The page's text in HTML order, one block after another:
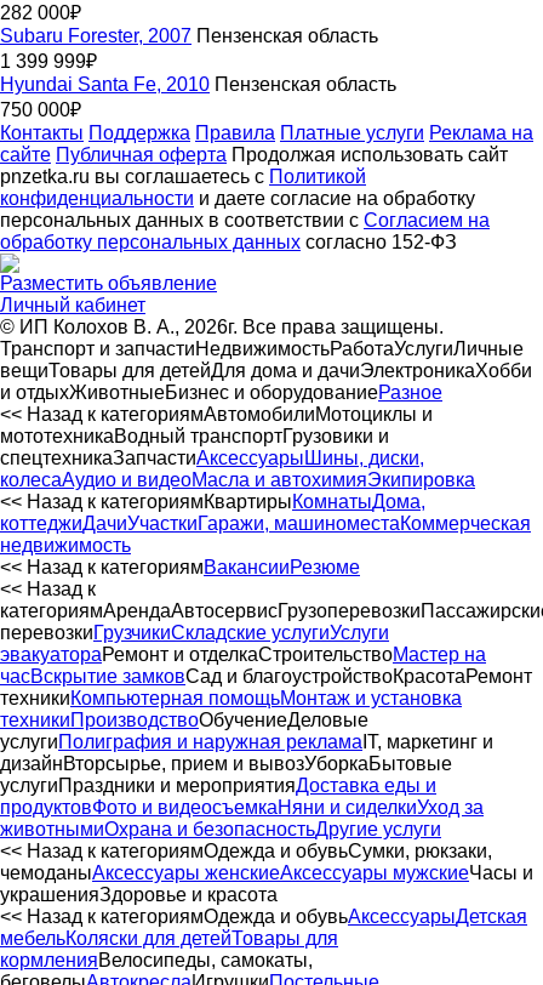
282 000₽
Subaru Forester, 2007 Пензенская область
1 399 999₽
Hyundai Santa Fe, 2010 Пензенская область
750 000₽
Контакты Поддержка Правила Платные услуги Реклама на
сайте Публичная оферта Продолжая использовать сайт
pnzetka.ru вы соглашаетесь с Политикой
конфиденциальности и даете согласие на обработку
персональных данных в соответствии с Согласием на
обработку персональных данных согласно 152-ФЗ
Разместить объявление
Личный кабинет
© ИП Колохов В. А., 2026г. Все права защищены.
Транспорт и запчастиНедвижимостьРаботаУслугиЛичные
вещиТовары для детейДля дома и дачиЭлектроникаХобби
и отдыхЖивотныеБизнес и оборудованиеРазное
<< Назад к категориямАвтомобилиМотоциклы и
мототехникаВодный транспортГрузовики и
спецтехникаЗапчастиАксессуары Шины, диски,
колесаАудио и видеоМасла и автохимияЭкипировка
<< Назад к категориямКвартирыКомнатыДома,
коттеджиДачиУчасткиГаражи, машиноместаКоммерческая
недвижимость
<< Назад к категориямВакансииРезюме
<< Назад к
категориямАрендаАвтосервиcГрузоперевозки
перевозкиГрузчикиСкладские услугиУслуги
эвакуатораРемонт и отделкаСтроительствоМастер на
часВскрытие замковСад и благоустройствоКрасотаРемонт
техникиКомпьютерная помощьМонтаж и установка
техникиПроизводствоОбучениеДеловые
услугиПолиграфия и наружная реклама IT, маркетинг и
дизайнВторсырье, прием и вывозУборкаБытовые
услугиПраздники и мероприятияДоставка еды и
продуктовФото и видеосъемкаНяни и сиделкиУход за
животнымиОхрана и безопасностьДругие услуги
<< Назад к категориямОдежда и обувьСумки, рюкзаки,
чемоданыАксессуары женскиеАксессуары мужскиеЧасы и
украшенияЗдоровье и красота
<< Назад к категориямОдежда и обувьАксессуарыДетская
мебельКоляски для детейТовары для
кормленияВелосипеды, самокаты,